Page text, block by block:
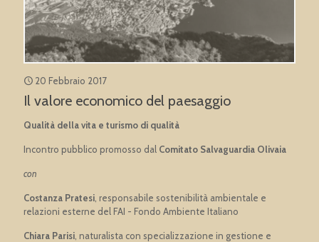
20 Febbraio 2017
Il valore economico del paesaggio
Qualità della vita e turismo di qualità
Incontro pubblico promosso dal Comitato Salvaguardia Olivaia
con
Costanza Pratesi , responsabile sostenibilità ambientale e
relazioni esterne del FAI - Fondo Ambiente Italiano
Chiara Parisi , naturalista con specializzazione in gestione e